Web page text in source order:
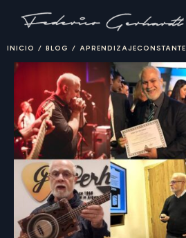
INICIO / BLOG / APRENDIZAJECONSTANTE